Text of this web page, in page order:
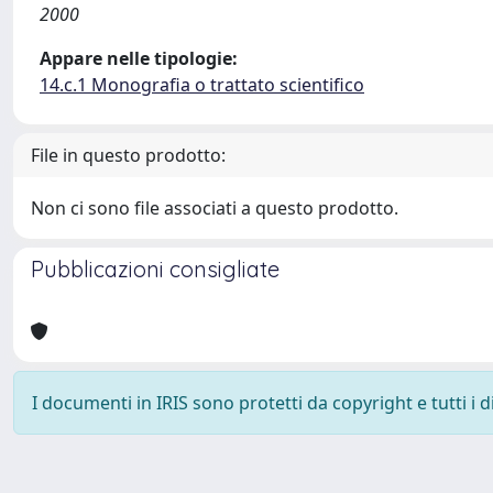
2000
Appare nelle tipologie:
14.c.1 Monografia o trattato scientifico
File in questo prodotto:
Non ci sono file associati a questo prodotto.
Pubblicazioni consigliate
I documenti in IRIS sono protetti da copyright e tutti i